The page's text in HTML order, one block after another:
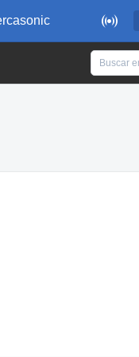
